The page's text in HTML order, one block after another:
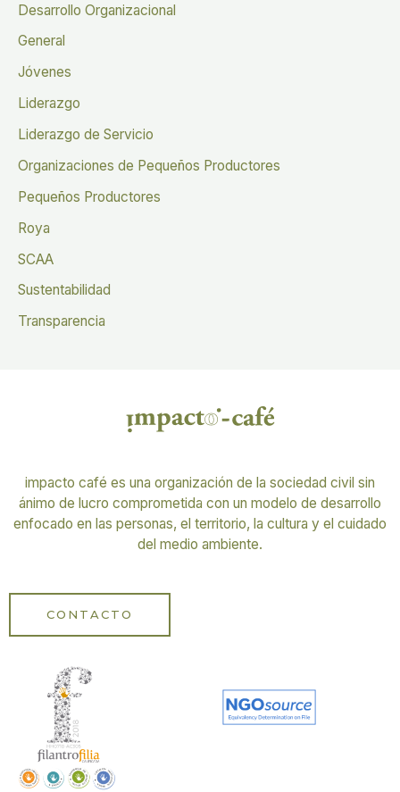
Desarrollo Organizacional
General
Jóvenes
Liderazgo
Liderazgo de Servicio
Organizaciones de Pequeños Productores
Pequeños Productores
Roya
SCAA
Sustentabilidad
Transparencia
impacto café es una organización de la sociedad civil sin
ánimo de lucro comprometida con un modelo de desarrollo
enfocado en las personas, el territorio, la cultura y el cuidado
del medio ambiente.
CONTACTO